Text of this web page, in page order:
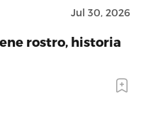
Jul 30, 2026
rostro, historia